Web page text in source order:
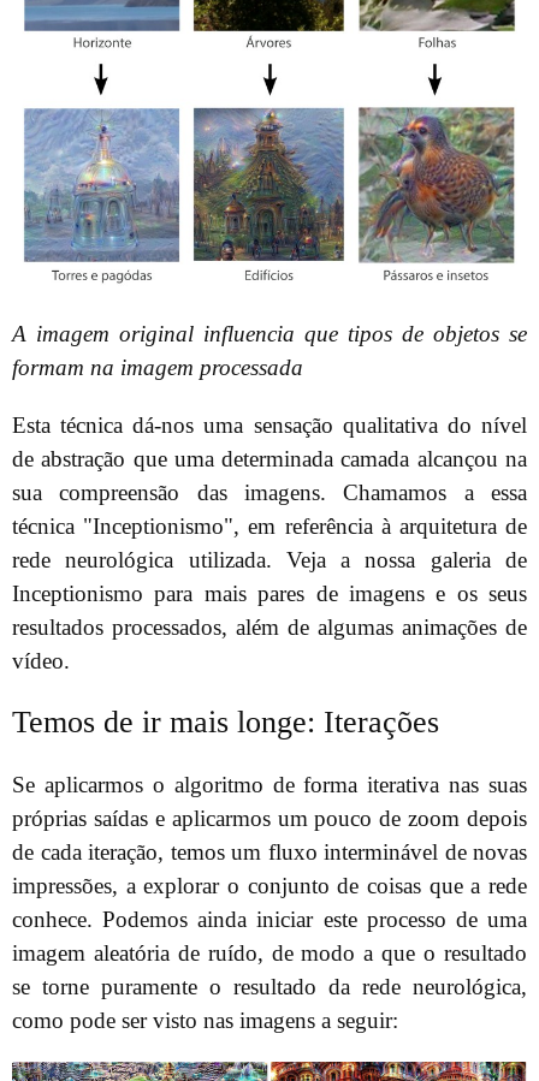
A imagem original influencia que tipos de objetos se
formam na imagem processada
Esta técnica dá-nos uma sensação qualitativa do nível
de abstração que uma determinada camada alcançou na
sua compreensão das imagens. Chamamos a essa
técnica "Inceptionismo", em referência à arquitetura de
rede neurológica utilizada. Veja a nossa galeria de
Inceptionismo para mais pares de imagens e os seus
resultados processados, além de algumas animações de
vídeo.
Temos de ir mais longe: Iterações
Se aplicarmos o algoritmo de forma iterativa nas suas
próprias saídas e aplicarmos um pouco de zoom depois
de cada iteração, temos um fluxo interminável de novas
impressões, a explorar o conjunto de coisas que a rede
conhece. Podemos ainda iniciar este processo de uma
imagem aleatória de ruído, de modo a que o resultado
se torne puramente o resultado da rede neurológica,
como pode ser visto nas imagens a seguir: